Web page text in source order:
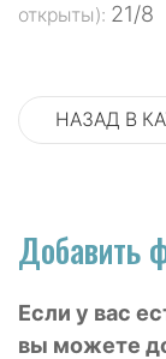
открыты): 21/8
НАЗАД В
Добавить
Если у вас
вы можете